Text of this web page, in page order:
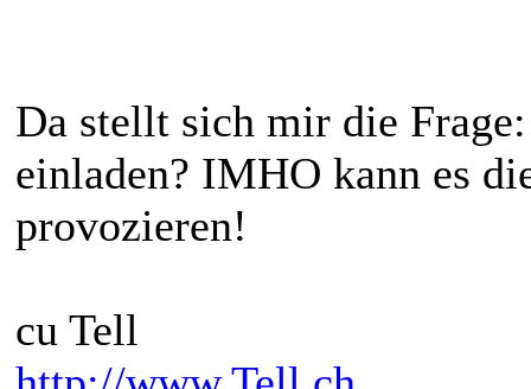
Da stellt sich mir die
einladen? IMHO kann es
provozieren!
cu Tell